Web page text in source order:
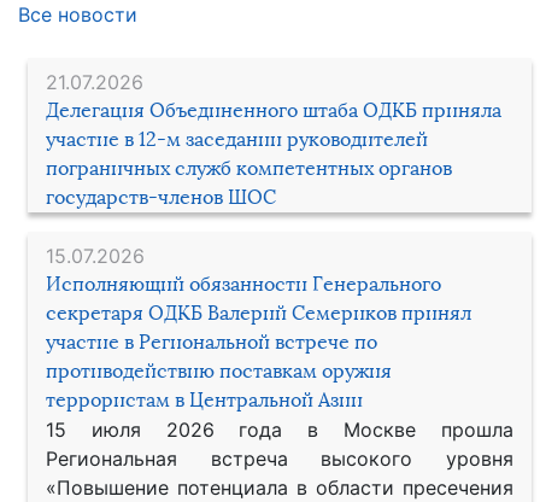
21.07.2026
Делегация Объединенного штаба ОДКБ приняла
участие в 12-м заседании руководителей
пограничных служб компетентных органов
государств-членов ШОС
15.07.2026
Исполняющий обязанности Генерального
секретаря ОДКБ Валерий Семериков принял
участие в Региональной встрече по
противодействию поставкам оружия
террористам в Центральной Азии
15 июля 2026 года в Москве прошла
Региональная встреча высокого уровня
«Повышение потенциала в области пресечения
Все новости